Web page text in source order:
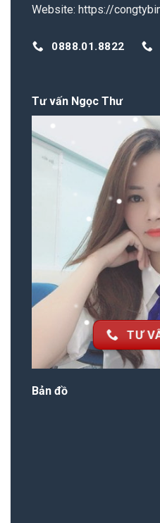
Website: https://
0888.01.8822
Tư vấn Ngọc Thư
TƯ
Bản đồ